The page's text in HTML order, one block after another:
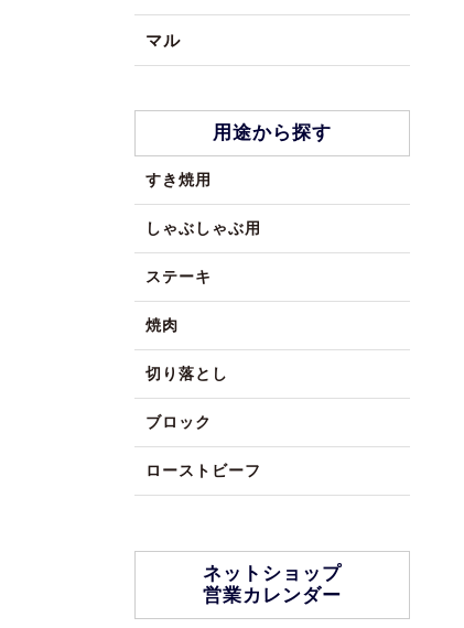
マル
用途から探す
すき焼用
しゃぶしゃぶ用
ステーキ
焼肉
切り落とし
ブロック
ローストビーフ
ネットショップ
営業カレンダー